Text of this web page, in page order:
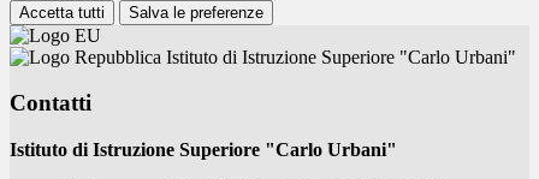
Accetta tutti Salva le preferenze
Istituto di Istruzione Superiore "Carlo Urbani"
Contatti
Istituto di Istruzione Superiore "Carlo Urbani"